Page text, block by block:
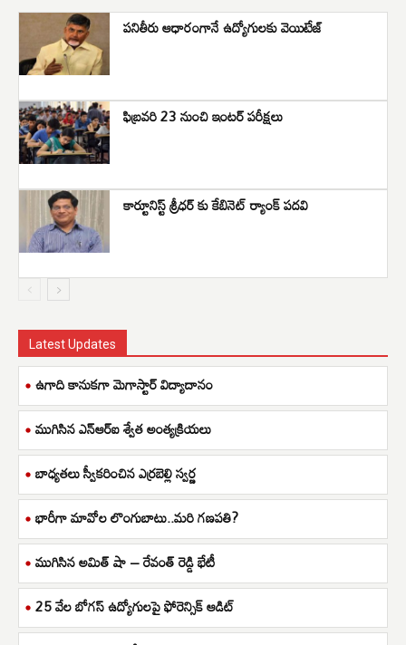
పనితీరు ఆధారంగానే ఉద్యోగులకు వెయిటేజ్
ఫిబ్రవరి 23 నుంచి ఇంటర్ పరీక్షలు
కార్టూనిస్ట్ శ్రీధర్ కు కేబినెట్ ర్యాంక్ పదవి
Latest Updates
ఉగాది కానుకగా మెగాస్టార్ విద్యాదానం
ముగిసిన ఎన్ఆర్ఐ శ్వేత అంత్యక్రియలు
బాధ్యతలు స్వీకరించిన ఎర్రబెల్లి స్వర్ణ
భారీగా మావోల లొంగుబాటు..మరి గణపతి?
ముగిసిన అమిత్ షా – రేవంత్ రెడ్డి భేటీ
25 వేల బోగస్ ఉద్యోగులపై ఫోరెన్సిక్ ఆడిట్